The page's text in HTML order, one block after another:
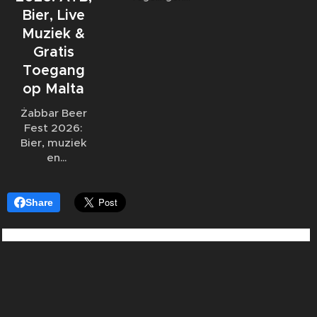
normale
sluitingstijd.
Bier, Live
Muziek &
Gratis
Toegang
op Malta
Żabbar Beer
Fest 2026:
Bier, muziek
en
bastions van
Malta
Share